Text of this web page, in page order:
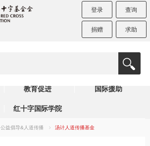
登录 查询
捐赠 求助
教育促进 国际援助
红十字国际学院
公益倡导&人道传播 汤计人道传播基金